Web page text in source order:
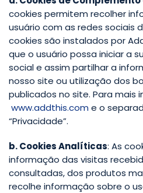
cookies permitem recolher
usuário com as redes sociais
cookies são instalados por
que o usuário possa iniciar a
social e assim partilhar a
nosso site ou utilização dos
publicados no site. Para mais
www.addthis.come o
“Privacidade”.
b. Cookies Analíticas: As
informação das visitas
consultadas, dos produtos
recolhe informação sobre o